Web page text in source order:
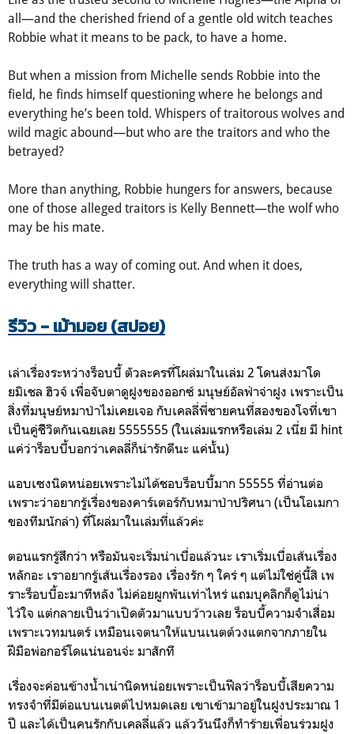
all—and the cherished friend of a gentle old witch teaches
Robbie what it means to be pack, to have a home.
But when a mission from Michelle sends Robbie into the
field, he finds himself questioning where he belongs and
everything he’s been told. Whispers of traitorous wolves and
wild magic abound—but who are the traitors and who the
betrayed?
More than anything, Robbie hungers for answers, because
one of those alleged traitors is Kelly Bennett—the wolf who
may be his mate.
The truth has a way of coming out. And when it does,
everything will shatter.
รีวิว - เม้ามอย (สปอย)
เล่าเรื่องระหว่างร็อบบี้ ตัวละครที่โผล่มาในเล่ม 2 โดนส่งมาโด
ยมิเชล ฮิวจ์ เพื่อจับตาดูฝูงของออกซ์ มนุษย์อัลฟ่าจ่าฝูง เพราะเป็น
สิ่งที่มนุษย์หมาป่าไม่เคยเจอ กับเคลลี่พี่ชายคนที่สองของโจที่เขา
เป็นคู่ชีิวิตกันเฉยเลย 5555555 (ในเล่มแรกหรือเล่ม 2 เนี่ย มี hint
แค่ว่าร็อบบี้บอกว่าเคลลี่ก็น่ารักดีนะ แค่นั้น)
แอบเซงนิดหน่อยเพราะไม่ได้ชอบร็อบบี้มาก 55555 ที่อ่านต่อ
เพราะว่าอยากรู้เรื่องของคาร์เตอร์กับหมาป่าปริศนา (เป็นโอเมกา
ของทีมนักล่า) ที่โผล่มาในเล่มที่แล้วค่ะ
ตอนแรกรู้สึกว่า หรือมันจะเริ่มน่าเบื่อแล้วนะ เราเริ่มเบื่อเส้นเรื่อง
หลักอะ เราอยากรู้เส้นเรื่องรอง เรื่องรัก ๆ ใคร่ ๆ แต่ไม่ใช่คู่นี้สิ เพ
ราะร็อบบี้อะมาทีหลัง ไม่ค่อยผูกพันเท่าไหร่ แถมบุคลิกก็ดูไม่น่า
ไว้ใจ แต่กลายเป็นว่าเปิดตัวมาแบบว้าวเลย ร็อบบี้ความจำเสื่อม
เพราะเวทมนตร์ เหมือนเจตนาให้แบนเนตต์วงแตกจากภายใน
ฝีมือพ่อกอร์โดแน่นอนจ่ะ มาสักที
เรื่องจะค่อนข้างน้ำเน่านิดหน่อยเพราะเป็นฟีลว่าร็อบบี้เสียความ
ทรงจำที่มีต่อแบนเนตต์ไปหมดเลย เขาเข้ามาอยู่ในฝูงประมาณ 1
ปี และได้เป็นคนรักกับเคลลี่แล้ว แล้ววันนึงก็ทำร้ายเพื่อนร่วมฝูง